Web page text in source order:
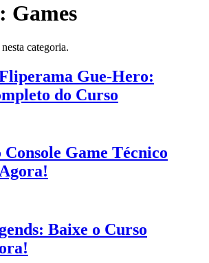
Games
categoria.
Gue-Hero:
do Curso
Game Técnico
Baixe o Curso